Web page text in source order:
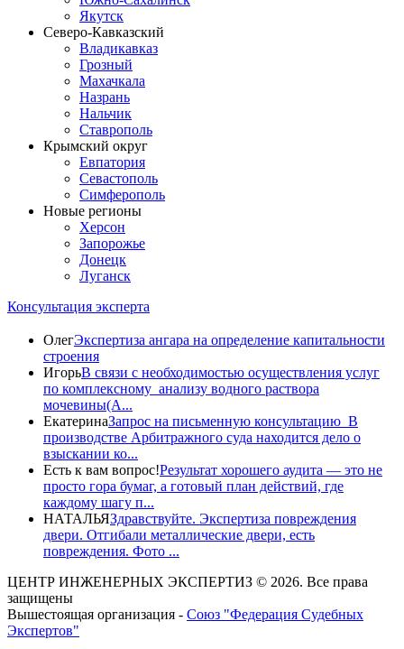
Якутск
Северо-Кавказский
Владикавказ
Грозный
Махачкала
Назрань
Нальчик
Ставрополь
Крымский округ
Евпатория
Севастополь
Симферополь
Новые регионы
Херсон
Запорожье
Донецк
Луганск
Консультация эксперта
ОлегЭкспертиза ангара на определение капитальности
строения
ИгорьВ связи с необходимостью осуществления услуг
по комплексному анализу водного раствора
мочевины(A...
ЕкатеринаЗапрос на письменную консультацию В
производстве Арбитражного суда находится дело о
взыскании ко...
Есть к вам вопрос!Результат хорошего аудита — это не
просто гора бумаг, а готовый план действий, где
каждому шагу п...
НАТАЛЬЯЗдравствуйте. Экспертиза повреждения
двери. Отгибали металлические двери, есть
повреждения. Фото ...
ЦЕНТР ИНЖЕНЕРНЫХ ЭКСПЕРТИЗ © 2026. Все права
защищены
Вышестоящая организация - Союз "Федерация Судебных
Экспертов"